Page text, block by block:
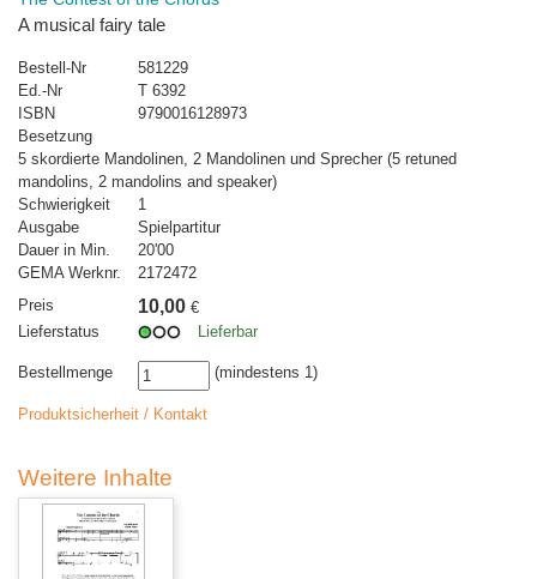
A musical fairy tale
Bestell-Nr
581229
Ed.-Nr
T 6392
ISBN
9790016128973
Besetzung
5 skordierte Mandolinen, 2 Mandolinen und Sprecher (5 retuned
mandolins, 2 mandolins and speaker)
Schwierigkeit
1
Ausgabe
Spielpartitur
Dauer in Min.
20'00
GEMA Werknr.
2172472
Preis
10,00 €
Lieferstatus
Lieferbar
Bestellmenge (mindestens 1)
Produktsicherheit / Kontakt
Weitere Inhalte